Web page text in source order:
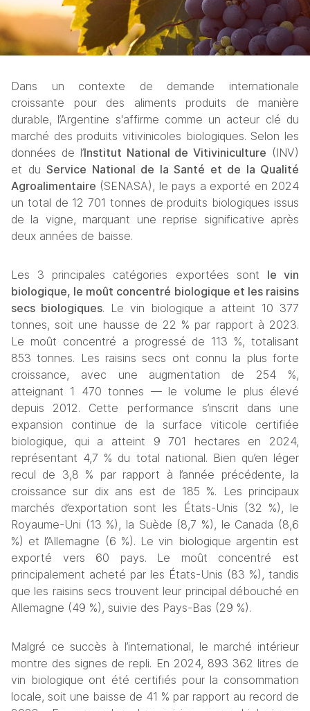
Dans un contexte de demande internationale
croissante pour des aliments produits de manière
durable, l’Argentine s'affirme comme un acteur clé du
marché des produits vitivinicoles biologiques. Selon les
données de l’Institut National de Vitiviniculture (INV)
et du Service National de la Santé et de la Qualité
Agroalimentaire (SENASA), le pays a exporté en 2024
un total de 12 701 tonnes de produits biologiques issus
de la vigne, marquant une reprise significative après
deux années de baisse.
Les 3 principales catégories exportées sont le vin
biologique, le moût concentré biologique et les raisins
secs biologiques. Le vin biologique a atteint 10 377
tonnes, soit une hausse de 22 % par rapport à 2023.
Le moût concentré a progressé de 113 %, totalisant
853 tonnes. Les raisins secs ont connu la plus forte
croissance, avec une augmentation de 254 %,
atteignant 1 470 tonnes — le volume le plus élevé
depuis 2012. Cette performance s’inscrit dans une
expansion continue de la surface viticole certifiée
biologique, qui a atteint 9 701 hectares en 2024,
représentant 4,7 % du total national. Bien qu’en léger
recul de 3,8 % par rapport à l’année précédente, la
croissance sur dix ans est de 185 %. Les principaux
marchés d’exportation sont les États-Unis (32 %), le
Royaume-Uni (13 %), la Suède (8,7 %), le Canada (8,6
%) et l’Allemagne (6 %). Le vin biologique argentin est
exporté vers 60 pays. Le moût concentré est
principalement acheté par les États-Unis (83 %), tandis
que les raisins secs trouvent leur principal débouché en
Allemagne (49 %), suivie des Pays-Bas (29 %).
Malgré ce succès à l’international, le marché intérieur
montre des signes de repli. En 2024, 893 362 litres de
vin biologique ont été certifiés pour la consommation
locale, soit une baisse de 41 % par rapport au record de